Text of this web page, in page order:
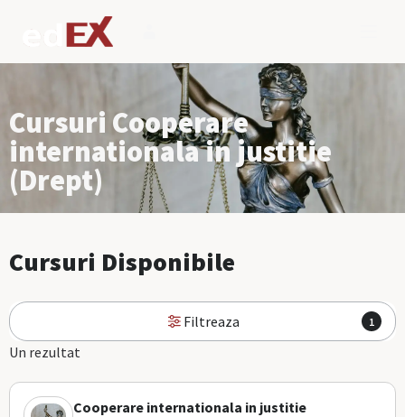
Cursuri Cooperare
internationala in justitie
(Drept)
Cursuri Disponibile
Filtreaza 1
Un rezultat
Cooperare internationala in justitie